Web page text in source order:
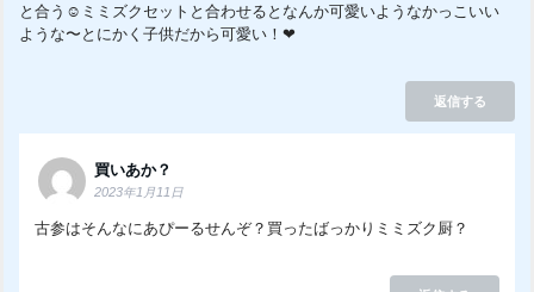
と合う☺︎ミミズクセットと合わせるとなんか可愛いようなかっこいい
ような〜とにかく子供だから可愛い！❤︎
返信する
買いあか？
2023年1月11日
古参はそんなにあぴーるせんぞ？買ったばっかりミミズク厨？